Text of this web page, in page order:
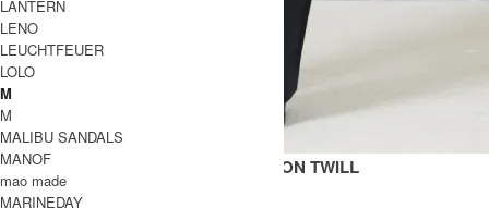
SORTE SNM - 1248 PEACHED COTTON TWILL
74,800円(税込)
LANTERN
LENO
LEUCHTFEUER
LOLO
M
M
MALIBU SANDALS
MANOF
mao made
MARINEDAY